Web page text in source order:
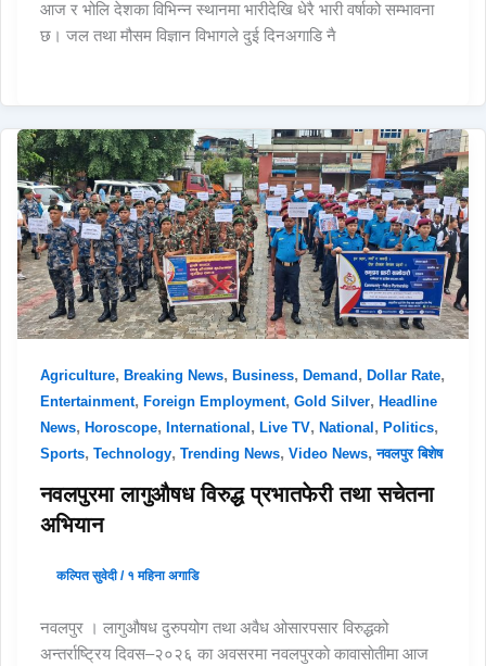
आज र भोलि देशका विभिन्न स्थानमा भारीदेखि धेरै भारी वर्षाको सम्भावना
छ। जल तथा मौसम विज्ञान विभागले दुई दिनअगाडि नै
Agriculture,Breaking News,Business,Demand ,Dollar Rate,
Entertainment,Foreign Employment,Gold Silver,Headline
News,Horoscope, International ,Live TV,National ,Politics,
Sports,Technology,Trending News,Video News,नवलपुर बिशेष
नवलपुरमा लागुऔषध विरुद्ध प्रभातफेरी तथा सचेतना
अभियान
कल्पित सुवेदी/ १ महिना अगाडि
नवलपुर । लागुऔषध दुरुपयोग तथा अवैध ओसारपसार विरुद्धको
अन्तर्राष्ट्रिय दिवस–२०२६ का अवसरमा नवलपुरकाे कावासाेतीमा आज